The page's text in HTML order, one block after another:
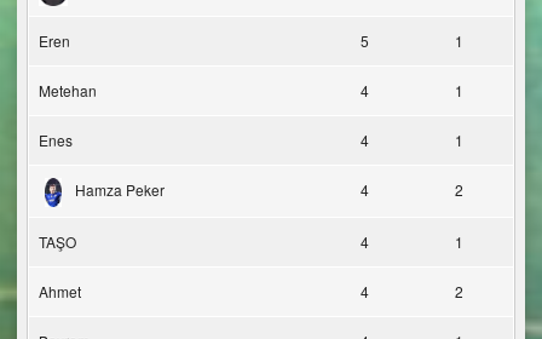
Eren 5 1
Metehan 4 1
Enes 4 1
Hamza Peker 4 2
TAŞO 4 1
Ahmet 4 2